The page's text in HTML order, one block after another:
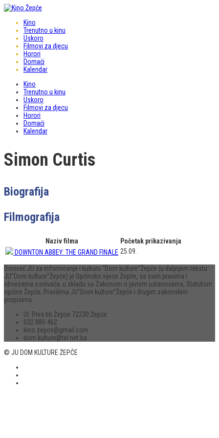
Kino
Trenutno u kinu
Uskoro
Filmovi za djecu
Horori
Domaći
Kalendar
Kino
Trenutno u kinu
Uskoro
Filmovi za djecu
Horori
Domaći
Kalendar
Simon Curtis
Biografija
Filmografija
Naziv filma
Početak prikazivanja
DOWNTON ABBEY: THE GRAND FINALE 25.09.
Osnivač JU za informiranje i kulturu “Dom kulture“Žepče (u daljnjem tekstu
JU”Dom kulture”Žepče) je Općinsko vijeće Žepče, sa svim pravima i
obvezama osnivača, u skladu sa Zakonom o javnim ustanovama, Statutom
općine Žepče, Pravilima JU”Dom kulture”Žepče i drugim zakonskim
propisima.
Ul. Prva bb Žepče 72230 Žepče
032 880 462
kino.zepce@gmail.com
dom.kulture@tel.net.ba
© JU DOM KULTURE ŽEPČE